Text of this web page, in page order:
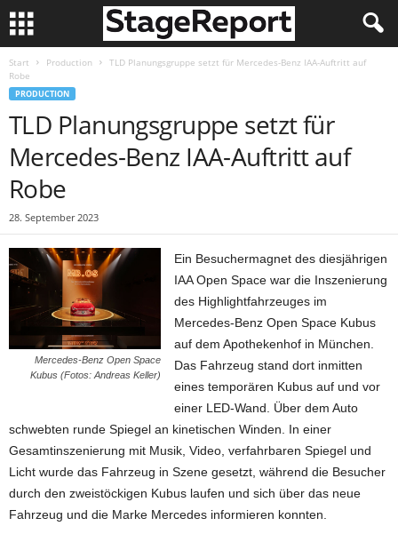
Start Production
TLD Planungsgruppe setzt für Mercedes-Benz IAA-Auftritt auf
Robe
PRODUCTION
TLD Planungsgruppe setzt für
Mercedes-Benz IAA-Auftritt auf
Robe
28. September 2023
Mercedes-Benz Open Space
Kubus (Fotos: Andreas Keller)
Ein Besuchermagnet des diesjährigen
IAA Open Space war die Inszenierung
des Highlightfahrzeuges im
Mercedes-Benz Open Space Kubus
auf dem Apothekenhof in München.
Das Fahrzeug stand dort inmitten
eines temporären Kubus auf und vor
einer LED-Wand. Über dem Auto
schwebten runde Spiegel an kinetischen Winden. In einer
Gesamtinszenierung mit Musik, Video, verfahrbaren Spiegel und
Licht wurde das Fahrzeug in Szene gesetzt, während die Besucher
durch den zweistöckigen Kubus laufen und sich über das neue
Fahrzeug und die Marke Mercedes informieren konnten.